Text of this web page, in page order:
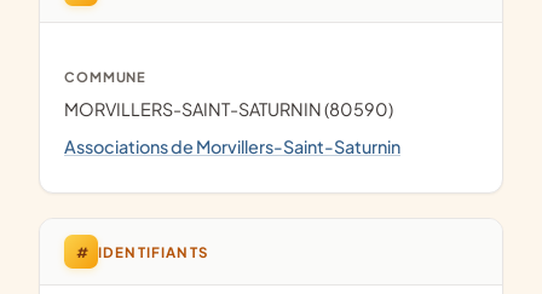
COMMUNE
MORVILLERS-SAINT-SATURNIN (80590)
Associations de Morvillers-Saint-Saturnin
# IDENTIFIANTS